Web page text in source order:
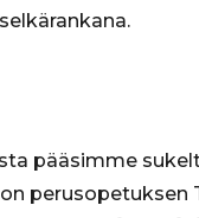
pääsimme
perusopetuksen